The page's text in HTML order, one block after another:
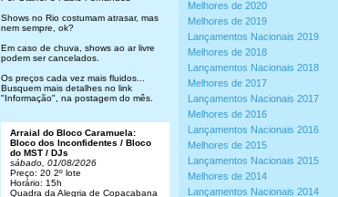
Melhores de 2020
Melhores de 2019
Lançamentos Nacionais 2019
Melhores de 2018
Lançamentos Nacionais 2018
Melhores de 2017
Lançamentos Nacionais 2017
Melhores de 2016
Lançamentos Nacionais 2016
Melhores de 2015
Lançamentos Nacionais 2015
Melhores de 2014
Lançamentos Nacionais 2014
Shows no Rio costumam atrasar, mas
nem sempre, ok?
Em caso de chuva, shows ao ar livre
podem ser cancelados.
Os preços cada vez mais fluidos...
Busquem mais detalhes no link
"Informação", na postagem do mês.
Arraial do Bloco Caramuela:
Bloco dos Inconfidentes / Bloco
do MST / DJs
sábado, 01/08/2026
Preço: 20 2º lote
Horário: 15h
Quadra da Alegria de Copacabana